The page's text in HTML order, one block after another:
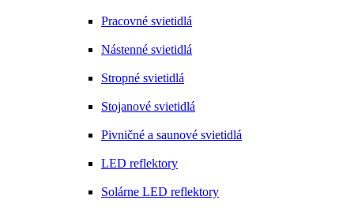
Pracovné svietidlá
Nástenné svietidlá
Stropné svietidlá
Stojanové svietidlá
Pivničné a saunové svietidlá
LED reflektory
Solárne LED reflektory